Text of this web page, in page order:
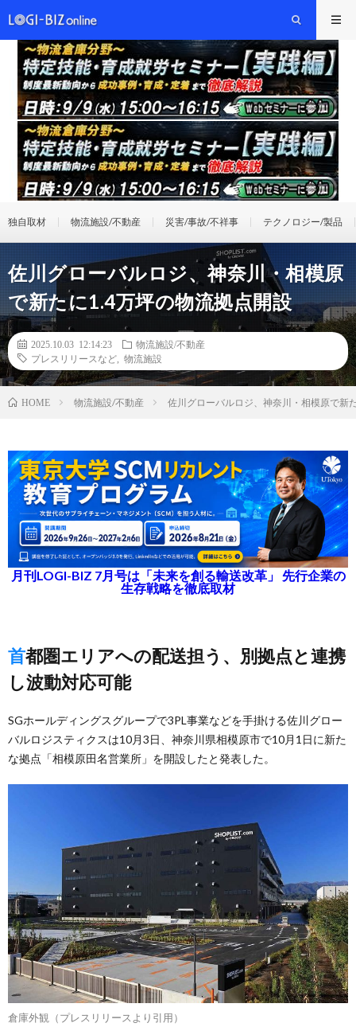
独自取材 物流施設/不動産 災害/事故/不祥事 テクノロジー/製品
佐川グローバルロジ、神奈川・相模原
で新たに1.4万坪の物流拠点開設
2025.10.03 12:14:23
物流施設/不動産
プレスリリースなど
物流施設
HOME 物流施設/不動産 佐川グローバルロジ、神奈川・相模原で新
月刊LOGI-BIZ 7月号は「未来を創る輸送改革」 先行企業の
生存戦略を徹底取材
首都圏エリアへの配送担う、別拠点と連携
し波動対応可能
SGホールディングスグループで3PL事業などを手掛ける佐川グロー
バルロジスティクスは10月3日、神奈川県相模原市で10月1日に新た
な拠点「相模原田名営業所」を開設したと発表した。
倉庫外観（プレスリリースより引用）